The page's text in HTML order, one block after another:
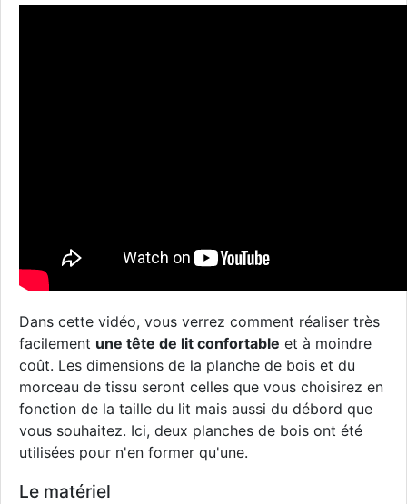
Dans cette vidéo, vous verrez comment réaliser très
facilement une tête de lit confortable et à moindre
coût. Les dimensions de la planche de bois et du
morceau de tissu seront celles que vous choisirez en
fonction de la taille du lit mais aussi du débord que
vous souhaitez. Ici, deux planches de bois ont été
utilisées pour n'en former qu'une.
Le matériel